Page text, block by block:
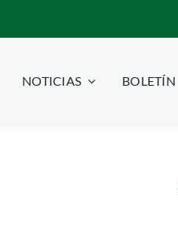
NOTICIAS BOLETÍN